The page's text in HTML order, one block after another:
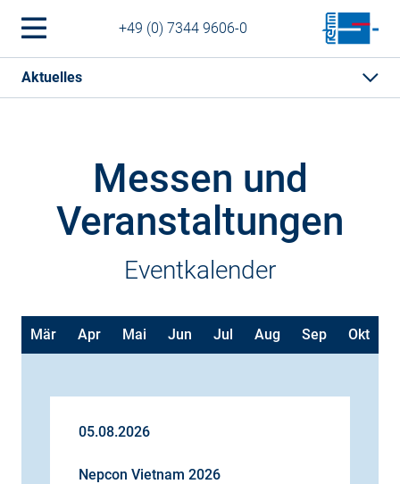
+49 (0) 7344 9606-0
Aktuelles
Messen und
Veranstaltungen
Eventkalender
Mär Apr Mai Jun Jul Aug Sep Okt
05.08.2026
Nepcon Vietnam 2026